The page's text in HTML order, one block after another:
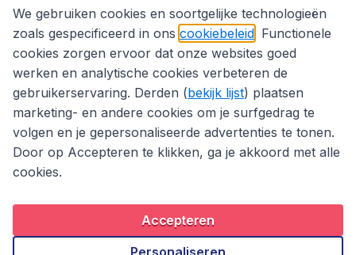
Privacybeleid
Copyright © 2026
We gebruiken cookies en soortgelijke technologieën
zoals gespecificeerd in ons cookiebeleid . Functionele
cookies zorgen ervoor dat onze websites goed
werken en analytische cookies verbeteren de
gebruikerservaring. Derden (bekijk lijst) plaatsen
marketing- en andere cookies om je surfgedrag te
volgen en je gepersonaliseerde advertenties te tonen.
Door op Accepteren te klikken, ga je akkoord met alle
cookies.
Accepteren
Personaliseren